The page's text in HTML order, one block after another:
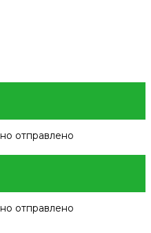
отправлено
отправлено